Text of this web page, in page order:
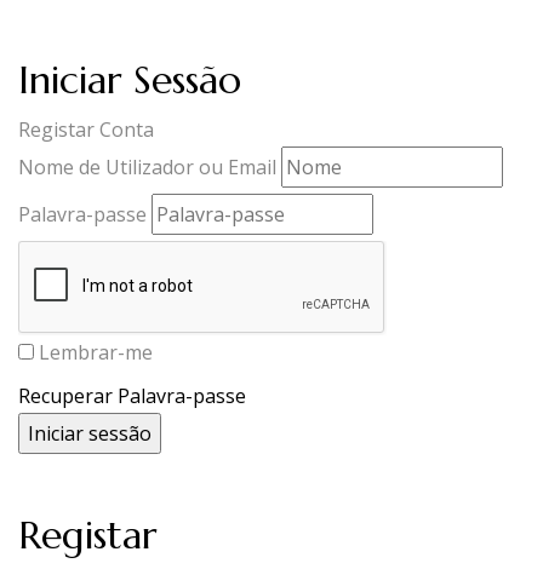
Iniciar Sessão
Registar Conta
Nome de Utilizador ou Email
Palavra-passe
Lembrar-me
Recuperar Palavra-passe
Registar